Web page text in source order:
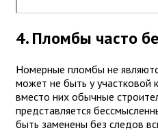
4. Пломбы часто
Номерные пломбы не
может не быть у участковой
вместо них обычные
представляется
быть заменены без следов